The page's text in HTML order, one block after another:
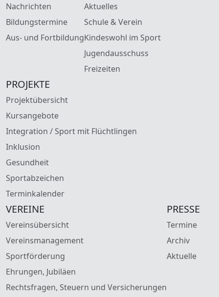
Nachrichten
Bildungstermine
Aus- und Fortbildung
Aktuelles
Schule & Verein
Kindeswohl im Sport
Jugendausschuss
Freizeiten
PROJEKTE
Projektübersicht
Kursangebote
Integration / Sport mit Flüchtlingen
Inklusion
Gesundheit
Sportabzeichen
Terminkalender
VEREINE
Vereinsübersicht
Vereinsmanagement
Sportförderung
Ehrungen, Jubiläen
Rechtsfragen, Steuern und Versicherungen
PRESSE
Termine
Archiv
Aktuelle